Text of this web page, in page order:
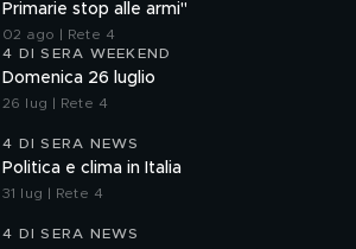
Primarie stop alle armi"
02 ago | Rete 4
4 DI SERA WEEKEND
Domenica 26 luglio
26 lug | Rete 4
4 DI SERA NEWS
Politica e clima in Italia
31 lug | Rete 4
4 DI SERA NEWS